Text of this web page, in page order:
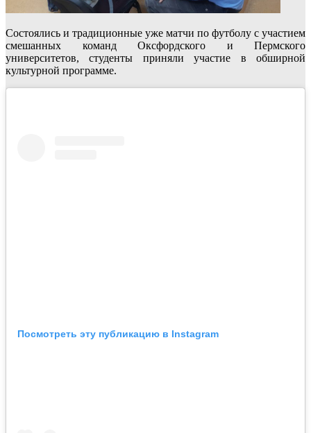
Состоялись и традиционные уже матчи по футболу с участием
смешанных команд Оксфордского и Пермского
университетов, студенты приняли участие в обширной
культурной программе.
Посмотреть эту публикацию в Instagram